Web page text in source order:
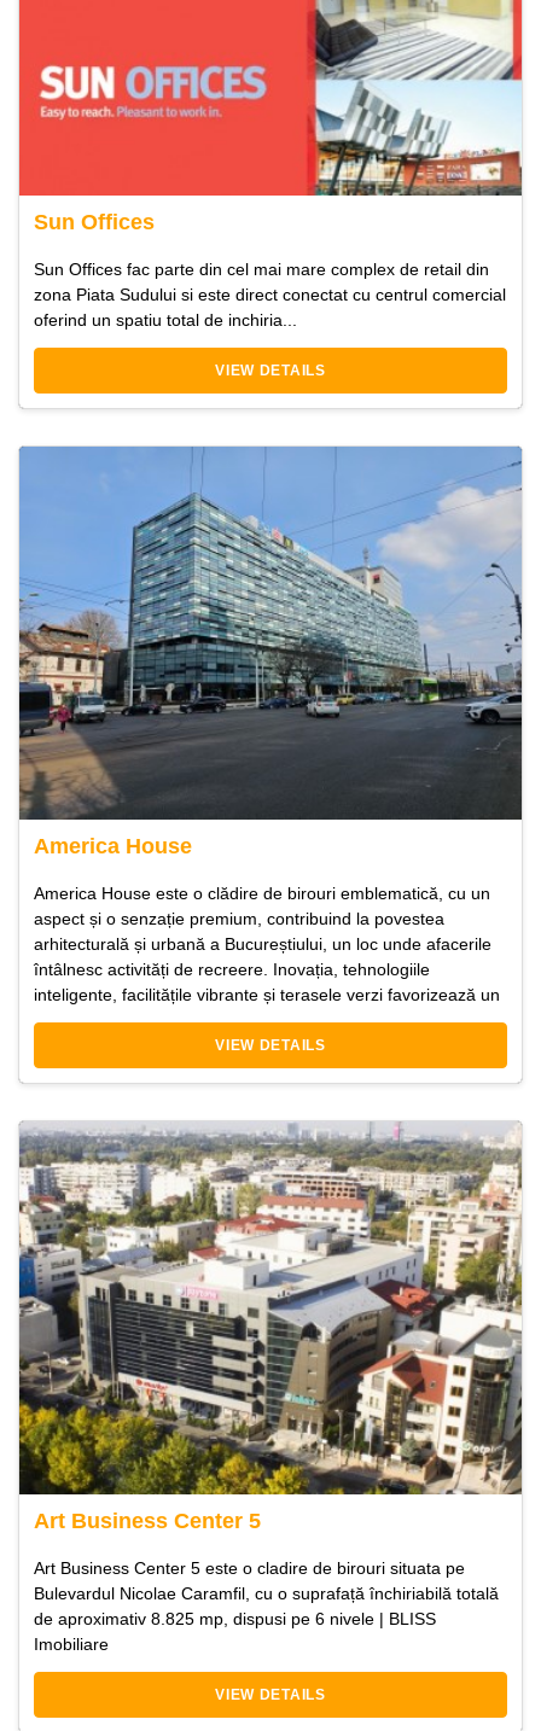
Sun Offices
Sun Offices fac parte din cel mai mare complex de retail din
zona Piata Sudului si este direct conectat cu centrul comercial
oferind un spatiu total de inchiria...
VIEW DETAILS
America House
America House este o clădire de birouri emblematică, cu un
aspect și o senzație premium, contribuind la povestea
arhitecturală și urbană a Bucureștiului, un loc unde afacerile
întâlnesc activități de recreere. Inovația, tehnologiile
inteligente, facilitățile vibrante și terasele verzi favorizează un
VIEW DETAILS
Art Business Center 5
Art Business Center 5 este o cladire de birouri situata pe
Bulevardul Nicolae Caramfil, cu o suprafață închiriabilă totală
de aproximativ 8.825 mp, dispusi pe 6 nivele | BLISS
Imobiliare
VIEW DETAILS